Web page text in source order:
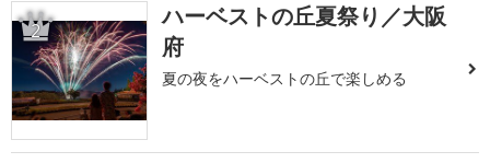
2
ハーベストの丘夏祭り／大阪
府
夏の夜をハーベストの丘で楽しめる